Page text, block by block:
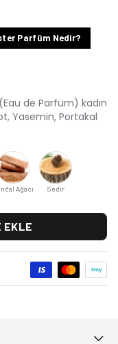
Parfüm Nedir?
de Parfum) kadın
Yasemin, Portakal
Ağacı Sedir
EKLE